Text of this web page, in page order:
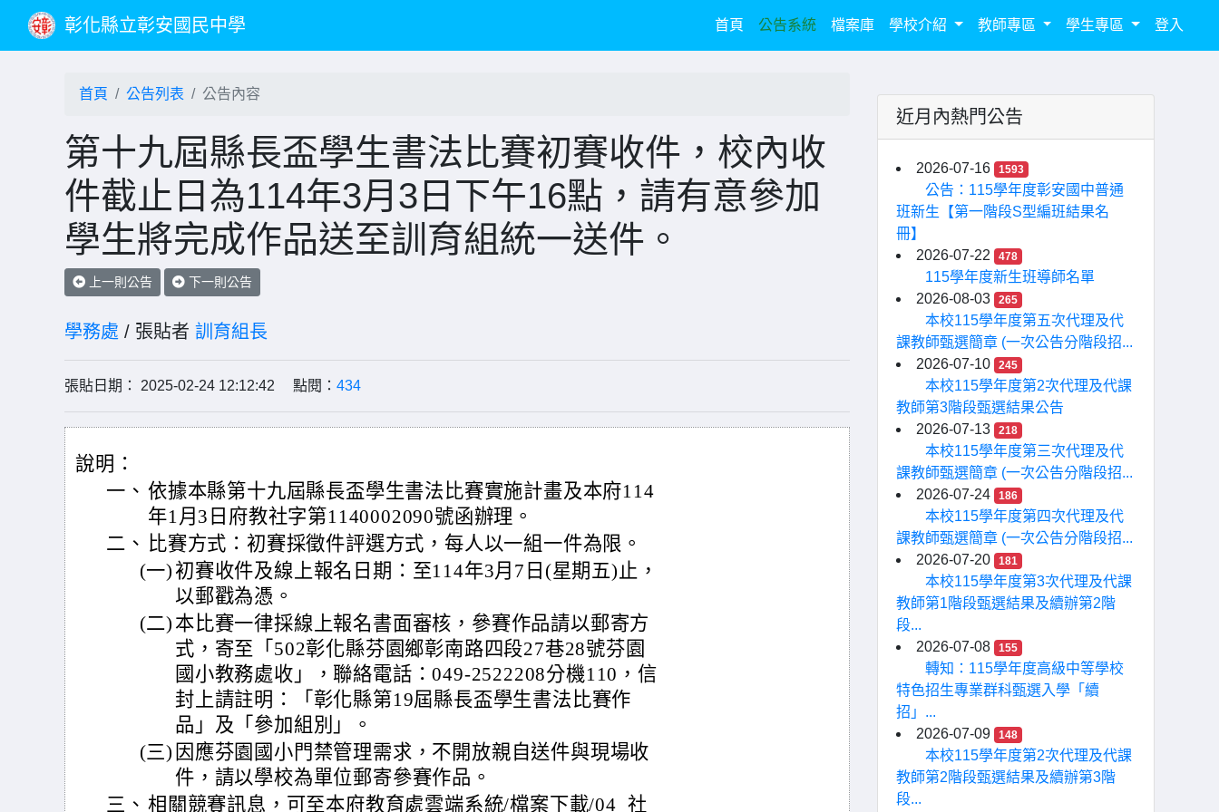
彰化縣立彰安國民中學 首頁(current)
公告系統 檔案庫 學校介紹 教師專區 學生專區 登入
首頁 公告列表 公告內容
第十九屆縣長盃學生書法比賽初賽收件，校內收
件截止日為114年3月3日下午16點，請有意參加
學生將完成作品送至訓育組統一送件。
上一則公告 下一則公告
學務處 / 張貼者 訓育組長
張貼日期： 2025-02-24 12:12:42 點閱： 434
說明：
一、 依據本縣第十九屆縣長盃學生書法比賽實施計畫及本府114
年1月3日府教社字第1140002090號函辦理。
二、 比賽方式：初賽採徵件評選方式，每人以一組一件為限。
(一) 初賽收件及線上報名日期：至114年3月7日(星期五)止，
以郵戳為憑。
(二) 本比賽一律採線上報名書面審核，參賽作品請以郵寄方
式，寄至「502彰化縣芬園鄉彰南路四段27巷28號芬園
國小教務處收」，聯絡電話：049-2522208分機110，信
封上請註明：「彰化縣第19屆縣長盃學生書法比賽作
品」及「參加組別」。
(三) 因應芬園國小門禁管理需求，不開放親自送件與現場收
件，請以學校為單位郵寄參賽作品。
三、 相關競賽訊息，可至本府教育處雲端系統/檔案下載/04_社
近月內熱門公告
2026-07-16 1593
公告：115學年度彰安國中普通
班新生【第一階段S型編班結果名
冊】
2026-07-22
478
115學年度新生班導師名單
2026-08-03
265
本校115學年度第五次代理及代
課教師甄選簡章 (一次公告分階段招...
2026-07-10
245
本校115學年度第2次代理及代課
教師第3階段甄選結果公告
2026-07-13
218
本校115學年度第三次代理及代
課教師甄選簡章 (一次公告分階段招...
2026-07-24
186
本校115學年度第四次代理及代
課教師甄選簡章 (一次公告分階段招...
2026-07-20
181
本校115學年度第3次代理及代課
教師第1階段甄選結果及續辦第2階
段...
2026-07-08
155
轉知：115學年度高級中等學校
特色招生專業群科甄選入學「續
招」...
2026-07-09
148
本校115學年度第2次代理及代課
教師第2階段甄選結果及續辦第3階
段...